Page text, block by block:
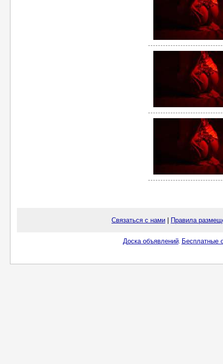
Связаться с нами Правила
Доска объявлений. Бесплатные